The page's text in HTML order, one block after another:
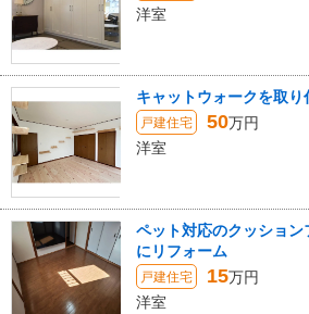
洋室
キャットウォークを取
戸建住宅 50万円
洋室
ペット対応のクッショ
にリフォーム
戸建住宅 15万円
洋室